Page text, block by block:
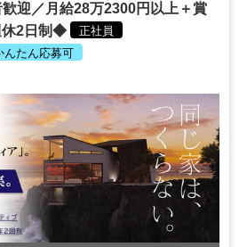
迎／月給28万2300円以上＋賞
休2日制◆
正社員
んたん応募可